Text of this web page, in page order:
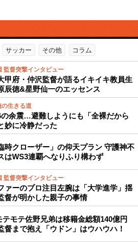
サッカー その他 コラム
監督突撃インタビュー
甲府・仲沢監督が語るイキイキ教員生
徳&星野仙一のエッセンス
の生きる道
余震…避難しようにも「全裸だから
妙に冷静だった
時クローザー」の仰天プラン 守護神不
はWS3連覇へなりふり構わず
監督突撃インタビュー
ァーのプロ注目左腕は「大学進学」揺
督が明かした親子の事情
モテ佐野兄弟は移籍金総額140億円
督まで抱え「ウドン」はウハウハ！